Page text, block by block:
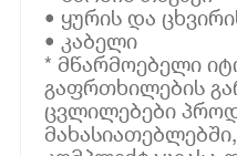
• ყურის და
• კაბელი
* მწარმოებელი
გაფრთხილების
ცვლილებები